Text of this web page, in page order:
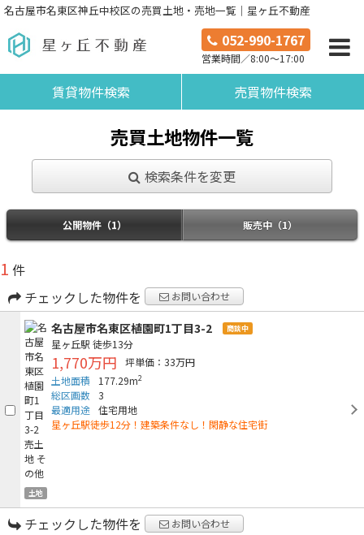
名古屋市名東区神丘中校区の売買土地・売地一覧｜星ヶ丘不動産
052-990-1767
営業時間／8:00～17:00
賃貸物件検索 売買物件検索
売買土地物件一覧
検索条件を変更
公開物件（1） 販売中（1）
1 件
チェックした物件を
お問い合わせ
土地
名古屋市名東区植園町1丁目3-2 商談中
星ヶ丘駅 徒歩13分
1,770万円
坪単価：33万円
土地面積
177.29m2
総区画数 3
最適用途 住宅用地
星ヶ丘駅徒歩12分！建築条件なし！閑静な住宅街
チェックした物件を お問い合わせ